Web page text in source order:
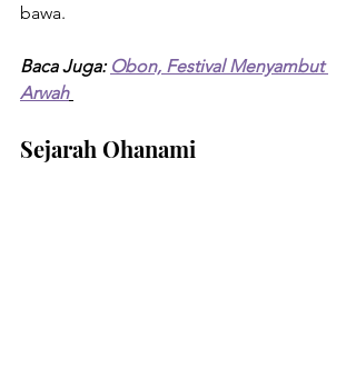
bawa.
Baca Juga: Obon, Festival Menyambut
Arwah
Sejarah Ohanami